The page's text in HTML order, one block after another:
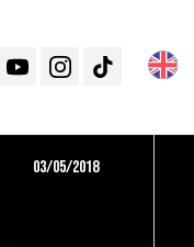
YoutubeInstagramTikTok
03/05/2018